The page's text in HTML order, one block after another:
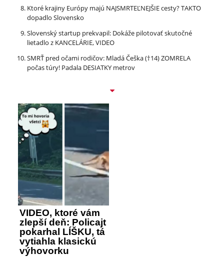
Ktoré krajiny Európy majú NAJSMRTEĽNEJŠIE cesty? TAKTO
dopadlo Slovensko
Slovenský startup prekvapil: Dokáže pilotovať skutočné
lietadlo z KANCELÁRIE, VIDEO
SMRŤ pred očami rodičov: Mladá Češka (†14) ZOMRELA
počas túry! Padala DESIATKY metrov
VIDEO, ktoré vám
zlepší deň: Policajt
pokarhal LÍŠKU, tá
vytiahla klasickú
výhovorku